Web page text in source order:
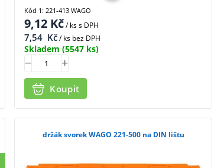
9,12 Kč/ kss DPH
7,54 Kč/ ks bez DPH
Skladem (5547 ks)
Koupit
Kód 1: 221-413 WAGO
držák svorek WAGO 221-500 na DIN lištu